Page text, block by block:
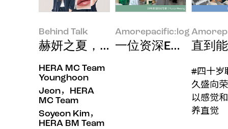
Behind Talk
赫妍之夏，让双唇闪耀最真我的色
HERA MC Team
Younghoon
Jeon，HERA
MC Team
Soyeon Kim，
HERA BM Team
Amorepacific:log
一位资深ESG负责
直到
#四十岁
久盛向
以感觉
养直觉